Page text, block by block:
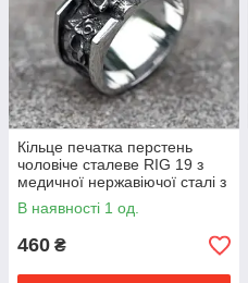
Кільце печатка перстень
чоловіче сталеве RIG 19 з
медичної нержавіючої сталі з
Черепом
В наявності 1 од.
460 ₴